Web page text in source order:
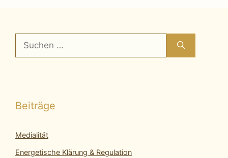
Suchen
nach:
Beiträge
Medialität
Energetische Klärung & Regulation